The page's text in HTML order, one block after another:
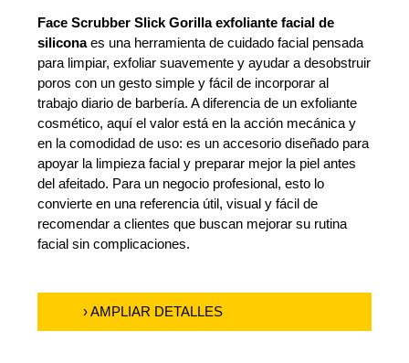
Face Scrubber Slick Gorilla exfoliante facial de
siliconaes una herramienta de cuidado facial pensada
para limpiar, exfoliar suavemente y ayudar a desobstruir
poros con un gesto simple y fácil de incorporar al
trabajo diario de barbería. A diferencia de un exfoliante
cosmético, aquí el valor está en la acción mecánica y
en la comodidad de uso: es un accesorio diseñado para
apoyar la limpieza facial y preparar mejor la piel antes
del afeitado. Para un negocio profesional, esto lo
convierte en una referencia útil, visual y fácil de
recomendar a clientes que buscan mejorar su rutina
facial sin complicaciones.
› AMPLIAR DETALLES